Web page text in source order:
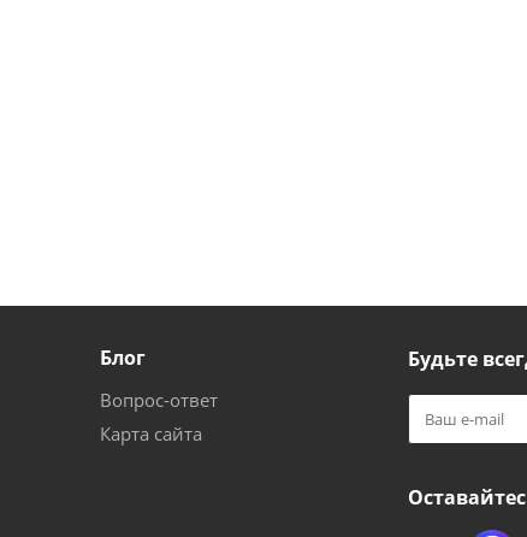
Блог
Вопрос-ответ
Карта сайта
Будьте